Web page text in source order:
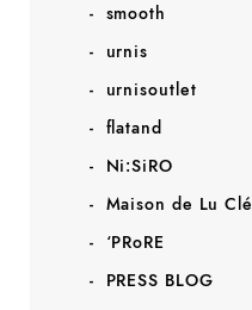
smooth
urnis
urnisoutlet
flatand
Ni:SiRO
Maison de Lu Clé
‘PRoRE
PRESS BLOG